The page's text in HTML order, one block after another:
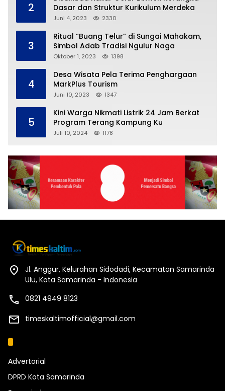
2
Dasar dan Struktur Kurikulum Merdeka
Juni 4, 2023 2330
3
Ritual “Buang Telur” di Sungai Mahakam,
Simbol Adab Tradisi Ngulur Naga
Oktober 1, 2023 1398
4
Desa Wisata Pela Terima Penghargaan
MarkPlus Tourism
Juni 10, 2023 1347
5
Kini Warga Nikmati Listrik 24 Jam Berkat
Program Terang Kampung Ku
Juli 10, 2024 1178
Jl. Anggur, Kelurahan Sidodadi, Kecamatan Samarinda
Ulu, Kota Samarinda - Indonesia
0821 4949 8123
timeskaltimofficial@gmail.com
Advertorial
DPRD Kota Samarinda